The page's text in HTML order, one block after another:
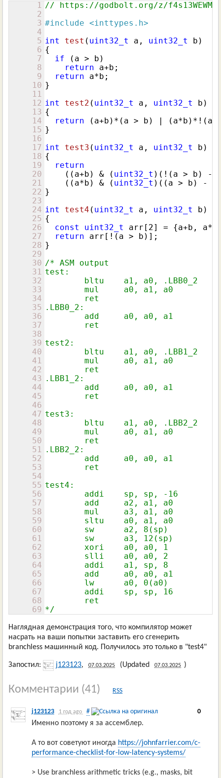
1
2
3
4
5
6
7
8
9
10
11
12
13
14
15
16
17
18
19
20
21
22
23
24
25
26
27
28
29
30
31
32
33
34
35
36
37
38
39
40
41
42
43
44
45
46
47
48
49
50
51
52
53
54
55
56
57
58
59
60
61
62
63
64
65
66
67
68
69
// https://godbolt.org/z/f4s13WEWM
#include <inttypes.h>
int
test ( uint32_t a, uint32_t
b)
{
if (a > b)
return a+b;
return a*b;
}
int
test2 ( uint32_t a, uint32_t
b)
{
return (a+b)*(a > b) | (a*b)*!(a
}
int
test3 ( uint32_t a, uint32_t
b)
{
return
    ((a+b) & (
uint32_t )(!(a > b) -
    ((a*b) & (
uint32_t )((a > b) -
}
int
test4 ( uint32_t a, uint32_t
b)
{
const
uint32_t arr[ 2] = {a+b,
return arr[!(a > b)];
}
/* ASM output
test:
        bltu    a1, a0, .LBB0_2
        mul     a0, a1, a0
        ret
.LBB0_2:
        add     a0, a0, a1
        ret
test2:
        bltu    a1, a0, .LBB1_2
        mul     a0, a1, a0
        ret
.LBB1_2:
        add     a0, a0, a1
        ret
test3:
        bltu    a1, a0, .LBB2_2
        mul     a0, a1, a0
        ret
.LBB2_2:
        add     a0, a0, a1
        ret
test4:
        addi    sp, sp, -16
        add     a2, a1, a0
        mul     a3, a1, a0
        sltu    a0, a1, a0
        sw      a2, 8(sp)
        sw      a3, 12(sp)
        xori    a0, a0, 1
        slli    a0, a0, 2
        addi    a1, sp, 8
        add     a0, a0, a1
        lw      a0, 0(a0)
        addi    sp, sp, 16
        ret
*/
Наглядная демонстрация того, что компилятор может
насрать на ваши попытки заставить его сгенерить
branchless машинный код. Получилось это только в "test4"
Запостил: j123123, 07.03.2025 (Updated 07.03.2025 )
Комментарии (41) RSS
j123123 1 год ago # 0
Именно поэтому я за ассемблер.
А то вот советуют иногда https://johnfarrier.com/c-
performance-checklist-for-low-latency-systems/
> Use branchless arithmetic tricks (e.g., masks, bit